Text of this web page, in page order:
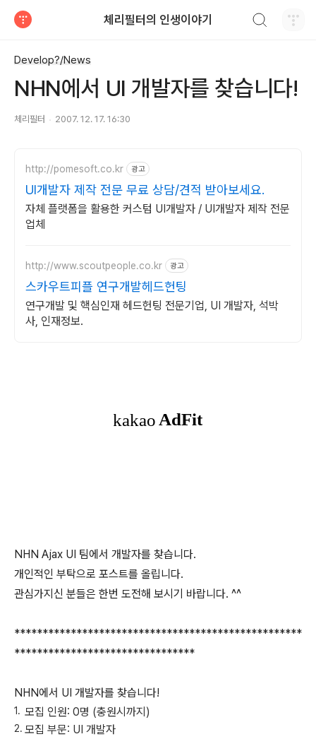
체리필터의 인생이야기
Develop?/News
NHN에서 UI 개발자를 찾습니다!
체리필터 2007. 12. 17. 16:30
http://pomesoft.co.kr 광고
UI개발자 제작 전문 무료 상담/견적 받아보세요.
자체 플랫폼을 활용한 커스텀 UI개발자 / UI개발자 제작 전문
업체
http://www.scoutpeople.co.kr 광고
스카우트피플 연구개발헤드헌팅
연구개발 및 핵심인재 헤드헌팅 전문기업, UI 개발자, 석박
사, 인재정보.
NHN Ajax UI 팀에서 개발자를 찾습니다.
개인적인 부탁으로 포스트를 올립니다.
관심가지신 분들은 한번 도전해 보시기 바랍니다. ^^
***************************************************
********************************
NHN에서 UI 개발자를 찾습니다!
모집 인원: 0명 (충원시까지)
모집 부문: UI 개발자